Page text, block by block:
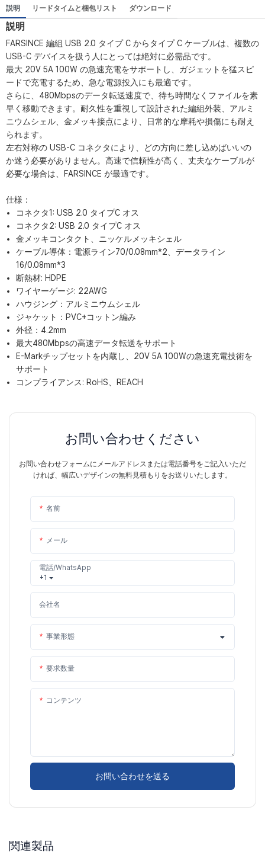
説明 リードタイムと梱包リスト ダウンロード
説明
FARSINCE 編組 USB 2.0 タイプ C からタイプ C ケーブルは、複数の
USB-C デバイスを扱う人にとっては絶対に必需品です。
最大 20V 5A 100W の急速充電をサポートし、ガジェットを猛スピ
ードで充電するため、急な電源投入にも最適です。
さらに、480Mbpsのデータ転送速度で、待ち時間なくファイルを素
早く移動できます。耐久性を重視して設計された編組外装、アルミ
ニウムシェル、金メッキ接点により、日常的な摩耗や損傷にも耐え
られます。
左右対称の USB-C コネクタにより、どの方向に差し込めばいいの
か迷う必要がありません。高速で信頼性が高く、丈夫なケーブルが
必要な場合は、FARSINCE が最適です。
仕様：
コネクタ1: USB 2.0 タイプC オス
コネクタ2: USB 2.0 タイプC オス
金メッキコンタクト、ニッケルメッキシェル
ケーブル導体：電源ライン70/0.08mm*2、データライン
16/0.08mm*3
断熱材: HDPE
ワイヤーゲージ: 22AWG
ハウジング：アルミニウムシェル
ジャケット：PVC+コットン編み
外径：4.2mm
最大480Mbpsの高速データ転送をサポート
E-Markチップセットを内蔵し、20V 5A 100Wの急速充電技術を
サポート
コンプライアンス: RoHS、REACH
お問い合わせください
お問い合わせフォームにメールアドレスまたは電話番号をご記入いただ
ければ、幅広いデザインの無料見積もりをお送りいたします。
名前
メール
+1
電話/WhatsApp
会社名
事業形態
要求数量
コンテンツ
お問い合わせを送る
関連製品